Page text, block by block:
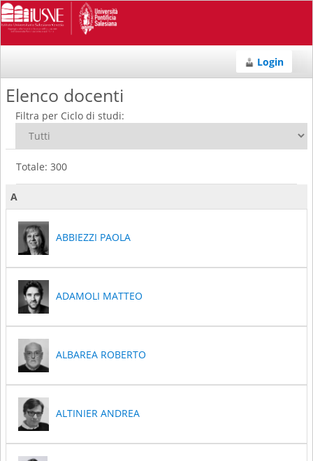
Login
Elenco docenti
Filtra per Ciclo di studi:
Totale: 300
A
ABBIEZZI PAOLA
ADAMOLI MATTEO
ALBAREA ROBERTO
ALTINIER ANDREA